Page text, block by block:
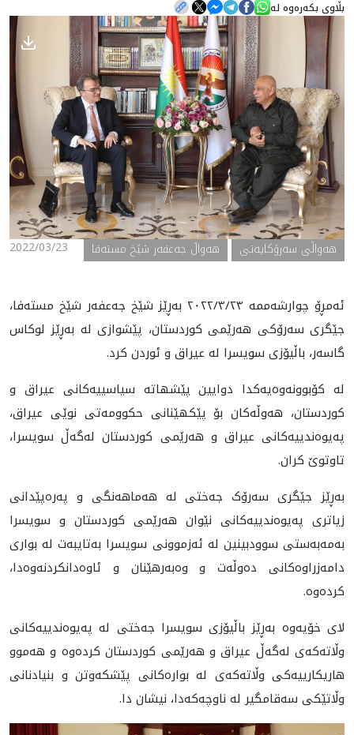
هه‌واڵ
گەلەری
بڵاوی بکەرەوە لە
2022/03/23 ھەواڵی سەرۆکایەتی هەواڵ جەعفەر شێخ مستەفا
ئەمڕۆ چوارشەممە ٢٠٢٢/٣/٢٣ بەڕێز شێخ جەعفەر شێخ مستەفا،
جێگری سەرۆکی هەرێمی کوردستان، پێشوازی لە بەڕێز لوکاس
گاسەر، باڵیۆزی سویسرا لە عیراق و ئوردن کرد.
لە کۆبوونەوەیەکدا دوایین پێشهاتە سیاسییەکانی عیراق و
کوردستان، هەوڵەکان بۆ پێکهێنانی حکوومەتی نوێی عیراق،
پەیوەندییەکانی عیراق و هەرێمی کوردستان له‌گه‌ڵ سویسرا،
تاوتوێ کران.
بەڕێز جێگری سەرۆک جەختی لە هەماهەنگی و پەرەپێدانی
زیاتری پەیوەندییەکانی نێوان هەرێمی کوردستان و سویسرا
به‌مه‌به‌ستی سوودبینین لە ئەزموونی سویسرا بەتایبەت لە بواری
دامەزراوەکانی دەوڵەت و وەبەرهێنان و ئاوەدانکردنەوەدا،
كرده‌وه‌.
لای خۆیەوە بەڕێز باڵیۆزی سویسرا جەختی لە پەیوەندییەکانی
وڵاته‌كه‌ی لەگەڵ عیراق و هەرێمی کوردستان کردەوە و هەموو
هاریکارییەکی وڵاتەکەی لە بوارەکانی پێشکەوتن و بنیادنانی
وڵاتێکی سەقامگیر لە ناوچەکەدا، نیشان دا.